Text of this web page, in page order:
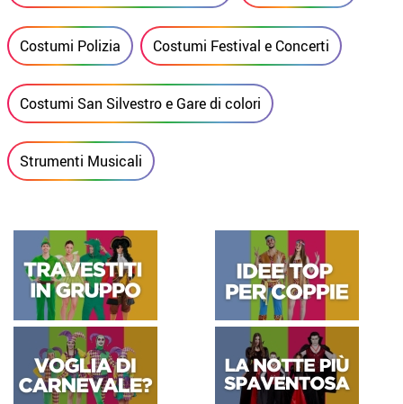
Costumi Polizia Costumi Festival e Concerti
Costumi San Silvestro e Gare di colori
Strumenti Musicali